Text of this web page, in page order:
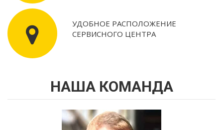
УДОБНОЕ РАСПОЛОЖЕНИЕ
СЕРВИСНОГО ЦЕНТРА
НАША КОМАНДА